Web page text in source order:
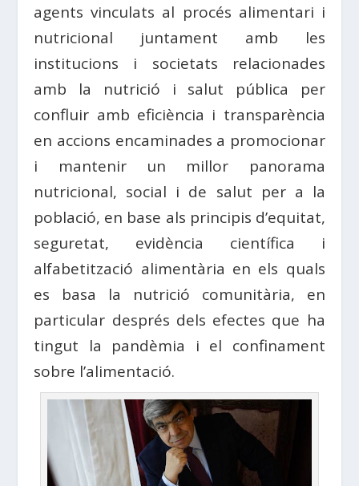
agents vinculats al procés alimentari i
nutricional juntament amb les
institucions i societats relacionades
amb la nutrició i salut pública per
confluir amb eficiència i transparència
en accions encaminades a promocionar
i mantenir un millor panorama
nutricional, social i de salut per a la
població, en base als principis d’equitat,
seguretat, evidència científica i
alfabetització alimentària en els quals
es basa la nutrició comunitària, en
particular després dels efectes que ha
tingut la pandèmia i el confinament
sobre l’alimentació.